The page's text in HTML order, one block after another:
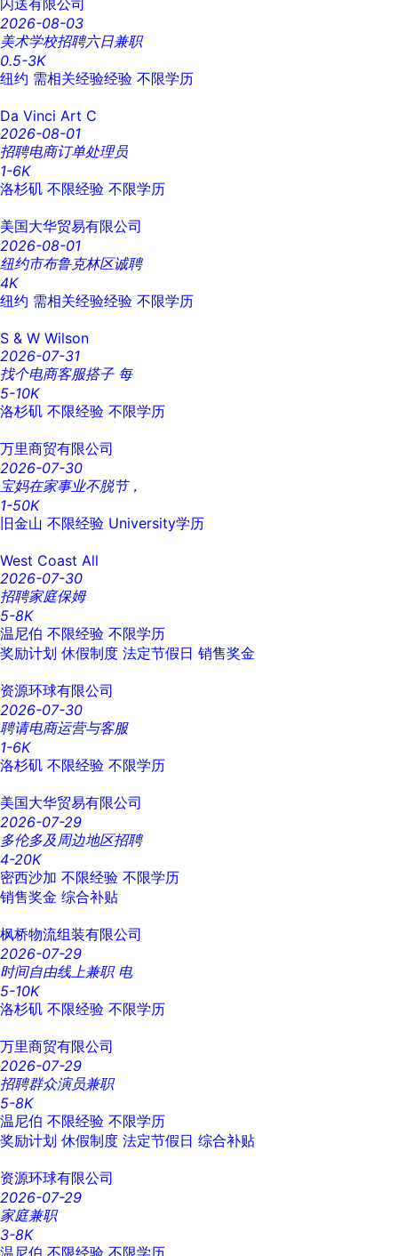
闪送有限公司
2026-08-03
美术学校招聘六日兼职
0.5-3K
纽约 需相关经验经验 不限学历
Da Vinci Art C
2026-08-01
招聘电商订单处理员
1-6K
洛杉矶 不限经验 不限学历
美国大华贸易有限公司
2026-08-01
纽约市布鲁克林区诚聘
4K
纽约 需相关经验经验 不限学历
S & W Wilson
2026-07-31
找个电商客服搭子 每
5-10K
洛杉矶 不限经验 不限学历
万里商贸有限公司
2026-07-30
宝妈在家事业不脱节，
1-50K
旧金山 不限经验 University学历
West Coast All
2026-07-30
招聘家庭保姆
5-8K
温尼伯 不限经验 不限学历
奖励计划 休假制度 法定节假日 销售奖金
资源环球有限公司
2026-07-30
聘请电商运营与客服
1-6K
洛杉矶 不限经验 不限学历
美国大华贸易有限公司
2026-07-29
多伦多及周边地区招聘
4-20K
密西沙加 不限经验 不限学历
销售奖金 综合补贴
枫桥物流组装有限公司
2026-07-29
时间自由线上兼职 电
5-10K
洛杉矶 不限经验 不限学历
万里商贸有限公司
2026-07-29
招聘群众演员兼职
5-8K
温尼伯 不限经验 不限学历
奖励计划 休假制度 法定节假日 综合补贴
资源环球有限公司
2026-07-29
家庭兼职
3-8K